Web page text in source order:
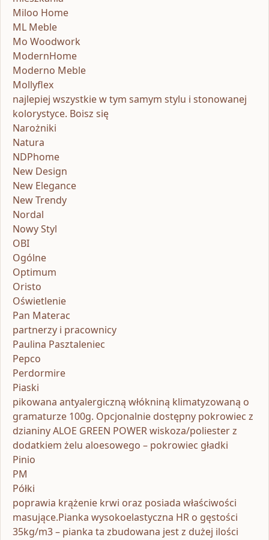
Miloo Home
ML Meble
Mo Woodwork
ModernHome
Moderno Meble
Mollyflex
najlepiej wszystkie w tym samym stylu i stonowanej
kolorystyce. Boisz się
Narożniki
Natura
NDPhome
New Design
New Elegance
New Trendy
Nordal
Nowy Styl
OBI
Ogólne
Optimum
Oristo
Oświetlenie
Pan Materac
partnerzy i pracownicy
Paulina Pasztaleniec
Pepco
Perdormire
Piaski
pikowana antyalergiczną włókniną klimatyzowaną o
gramaturze 100g. Opcjonalnie dostępny pokrowiec z
dzianiny ALOE GREEN POWER wiskoza/poliester z
dodatkiem żelu aloesowego – pokrowiec gładki
Pinio
PM
Półki
poprawia krążenie krwi oraz posiada właściwości
masujące.Pianka wysokoelastyczna HR o gęstości
35kg/m3 – pianka ta zbudowana jest z dużej ilości